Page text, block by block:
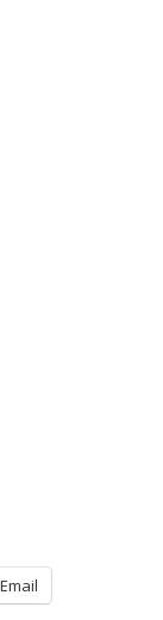
Email